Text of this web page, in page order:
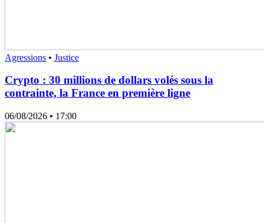
Agressions • Justice
Crypto : 30 millions de dollars volés sous la
contrainte, la France en première ligne
06/08/2026 • 17:00